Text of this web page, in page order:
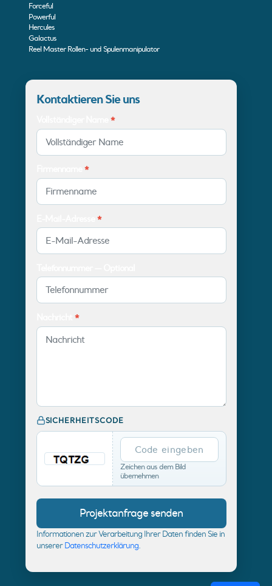
Forceful
Powerful
Hercules
Galactus
Reel Master Rollen- und Spulenmanipulator
Kontaktieren Sie uns
*
*
*
*
SICHERHEITSCODE
Zeichen aus dem Bild
übernehmen
Informationen zur Verarbeitung Ihrer Daten finden Sie in
unsererDatenschutzerklärung.